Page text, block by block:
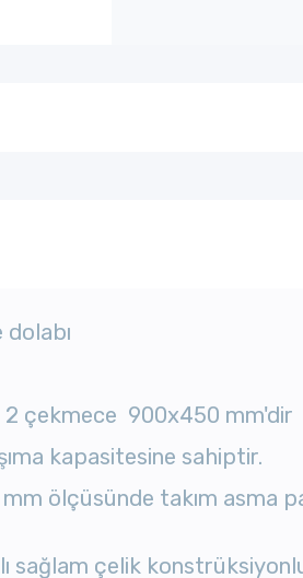
çekmece 900x450 mm'dir
kapasitesine sahiptir.
ölçüsünde takım asma
sağlam çelik